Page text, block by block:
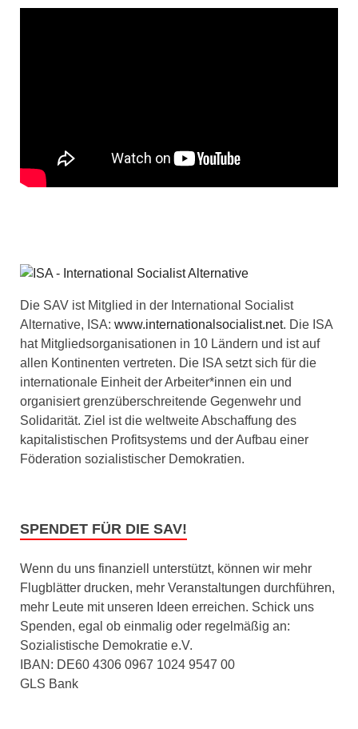
Die SAV ist Mitglied in der International Socialist
Alternative, ISA: www.internationalsocialist.net. Die ISA
hat Mitgliedsorganisationen in 10 Ländern und ist auf
allen Kontinenten vertreten. Die ISA setzt sich für die
internationale Einheit der Arbeiter*innen ein und
organisiert grenzüberschreitende Gegenwehr und
Solidarität. Ziel ist die weltweite Abschaffung des
kapitalistischen Profitsystems und der Aufbau einer
Föderation sozialistischer Demokratien.
SPENDET FÜR DIE SAV!
Wenn du uns finanziell unterstützt, können wir mehr
Flugblätter drucken, mehr Veranstaltungen durchführen,
mehr Leute mit unseren Ideen erreichen. Schick uns
Spenden, egal ob einmalig oder regelmäßig an:
Sozialistische Demokratie e.V.
IBAN: DE60 4306 0967 1024 9547 00
GLS Bank